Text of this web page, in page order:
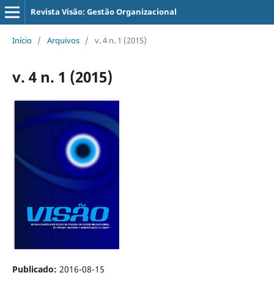
Revista Visão: Gestão Organizacional
Início / Arquivos / v. 4 n. 1 (2015)
v. 4 n. 1 (2015)
Publicado: 2016-08-15